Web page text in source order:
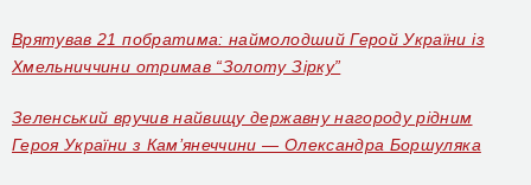
Врятував 21 побратима: наймолодший Герой України із
Хмельниччини отримав “Золоту Зірку”
Зеленський вручив найвищу державну нагороду рідним
Героя України з Кам’янеччини — Олександра Боршуляка